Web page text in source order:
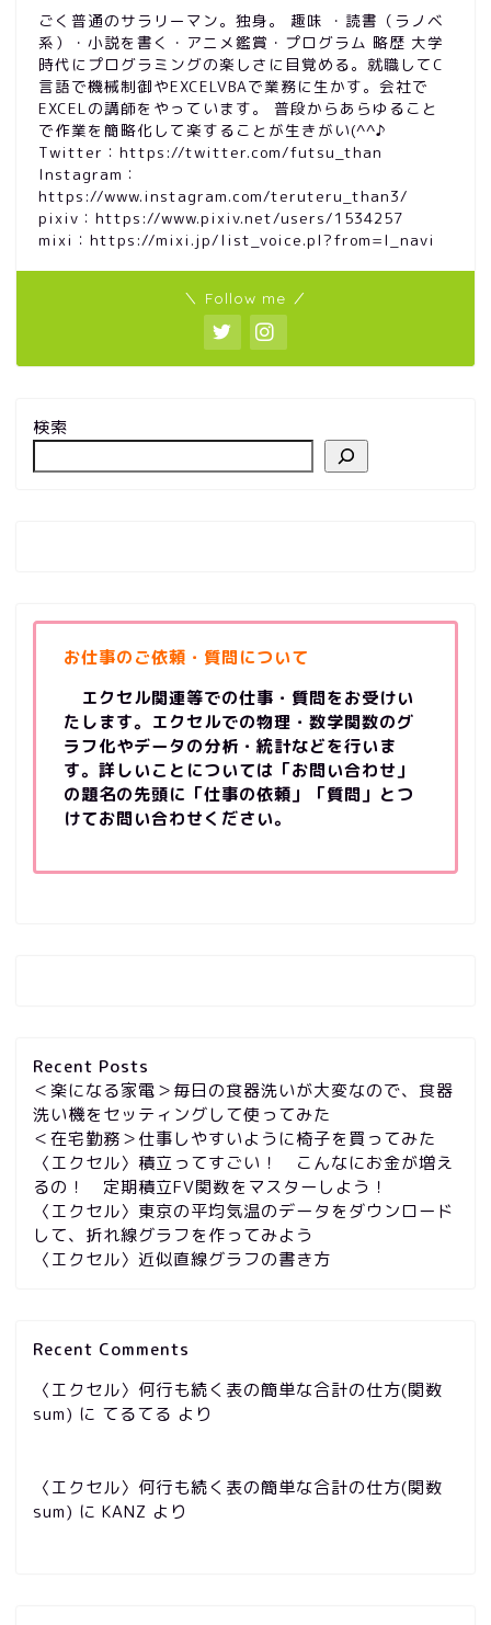
ごく普通のサラリーマン。独身。 趣味 ・読書（ラノベ
系）・小説を書く・アニメ鑑賞・プログラム 略歴 大学
時代にプログラミングの楽しさに目覚める。就職してC
言語で機械制御やEXCELVBAで業務に生かす。会社で
EXCELの講師をやっています。 普段からあらゆること
で作業を簡略化して楽することが生きがい(^^♪
Twitter：https://twitter.com/futsu_than
Instagram：
https://www.instagram.com/teruteru_than3/
pixiv：https://www.pixiv.net/users/1534257
mixi：https://mixi.jp/list_voice.pl?from=l_navi
＼ Follow me ／
検索
お仕事のご依頼・質問について
エクセル関連等での仕事・質問をお受けい
たします。エクセルでの物理・数学関数のグ
ラフ化やデータの分析・統計などを行いま
す。詳しいことについては「お問い合わせ」
の題名の先頭に「仕事の依頼」「質問」とつ
けてお問い合わせください。
Recent Posts
＜楽になる家電＞毎日の食器洗いが大変なので、食器
洗い機をセッティングして使ってみた
＜在宅勤務＞仕事しやすいように椅子を買ってみた
〈エクセル〉積立ってすごい！ こんなにお金が増え
るの！ 定期積立FV関数をマスターしよう！
〈エクセル〉東京の平均気温のデータをダウンロード
して、折れ線グラフを作ってみよう
〈エクセル〉近似直線グラフの書き方
Recent Comments
〈エクセル〉何行も続く表の簡単な合計の仕方(関数
sum) に てるてる より
〈エクセル〉何行も続く表の簡単な合計の仕方(関数
sum) に KANZ より